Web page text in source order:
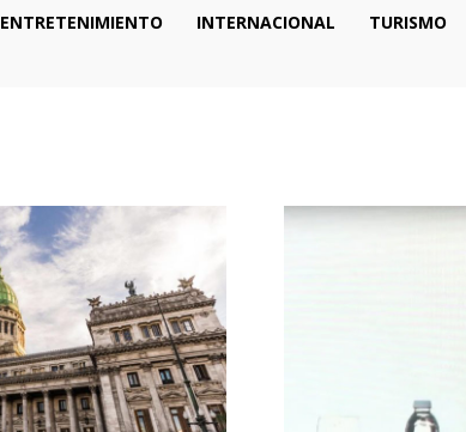
ENTRETENIMIENTO INTERNACIONAL TURISMO